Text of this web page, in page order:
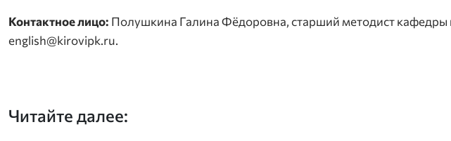
Контактное лицо: Полушкина Галина Фёдоровна, старший методист
english@kirovipk.ru.
Читайте далее: